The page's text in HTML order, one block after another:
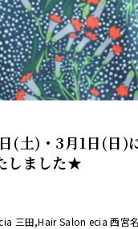
グチ
ュー
ラリー
(土)・3月1日(日)
しました★
三田,Hair Salon ecia 西宮